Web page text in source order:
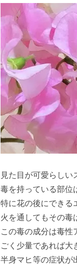
見た目が可愛らしい
毒を持っている部位
特に花の後にできる
火を通してもその毒
この毒の成分は毒
ごく少量であれば大
半身マヒ等の症状が